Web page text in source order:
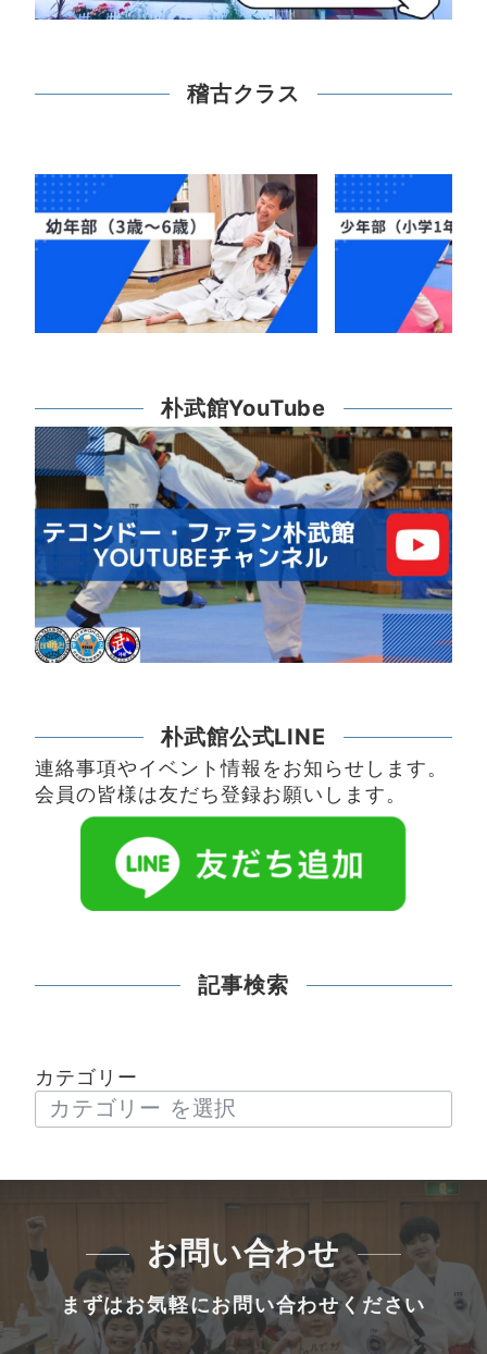
稽古クラス
朴武館YouTube
朴武館公式LINE
連絡事項やイベント情報をお知らせします。
会員の皆様は友だち登録お願いします。
記事検索
カテゴリー
お問い合わせ
まずはお気軽にお問い合わせください